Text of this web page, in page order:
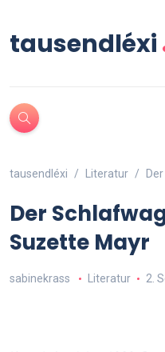
tausendléxi
tausendléxi Literatur
Der
Suzette Mayr
sabinekrass Literatur 2.